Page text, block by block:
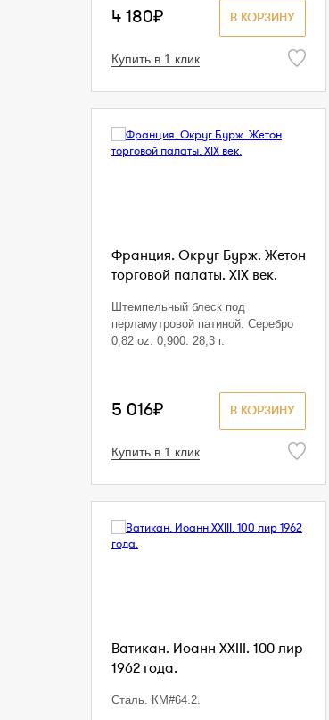
В КОРЗИНУ
4 180₽
Купить в 1 клик
Франция. Округ Бурж. Жетон
торговой палаты. XIX век.
Штемпельный блеск под
перламутровой патиной. Серебро
0,82 oz. 0,900. 28,3 г.
В КОРЗИНУ
5 016₽
Купить в 1 клик
Ватикан. Иоанн XXIII. 100 лир
1962 года.
Сталь. КМ#64.2.